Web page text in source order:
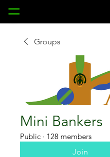
Groups
Mini Bankers
Public · 128 members
Join